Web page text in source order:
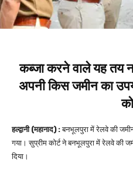
कब्जा करने वाले यह तय
अपनी किस जमीन का
हल्द्वानी (महानाद) :बनभूलपुरा में रेलवे की
गया। सुप्रीम कोर्ट ने बनभूलपुरा में रेलवे की
दिया।